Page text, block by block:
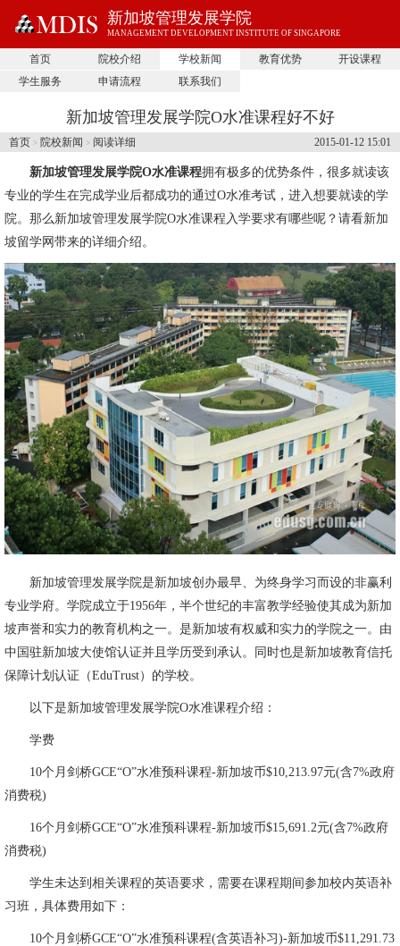
新加坡管理发展学院
MANAGEMENT DEVELOPMENT INSTITUTE OF SINGAPORE
首页 院校介绍 学校新闻 教育优势
开设课程
学生服务
申请流程 联系我们
新加坡管理发展学院O水准课程好不好
2015-01-12 15:01
首页 > 院校新闻 > 阅读详细
新加坡管理发展学院O水准课程拥有极多的优势条件，很多就读该
专业的学生在完成学业后都成功的通过O水准考试，进入想要就读的学
院。那么新加坡管理发展学院O水准课程入学要求有哪些呢？请看新加
坡留学网带来的详细介绍。
新加坡管理发展学院是新加坡创办最早、为终身学习而设的非赢利
专业学府。学院成立于1956年，半个世纪的丰富教学经验使其成为新加
坡声誉和实力的教育机构之一。是新加坡有权威和实力的学院之一。由
中国驻新加坡大使馆认证并且学历受到承认。同时也是新加坡教育信托
保障计划认证（EduTrust）的学校。
以下是新加坡管理发展学院O水准课程介绍：
学费
10个月剑桥GCE“O”水准预科课程-新加坡币$10,213.97元(含7%政府
消费税)
16个月剑桥GCE“O”水准预科课程-新加坡币$15,691.2元(含7%政府
消费税)
学生未达到相关课程的英语要求，需要在课程期间参加校内英语补
习班，具体费用如下：
10个月剑桥GCE“O”水准预科课程(含英语补习)-新加坡币$11,291.73